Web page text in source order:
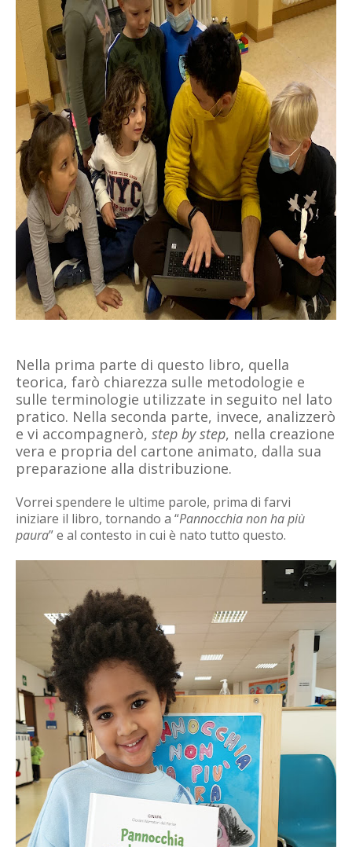
Nella prima parte di questo libro, quella
teorica, farò chiarezza sulle metodologie e
sulle terminologie utilizzate in seguito nel lato
pratico. Nella seconda parte, invece, analizzerò
e vi accompagnerò, step by step, nella creazione
vera e propria del cartone animato, dalla sua
preparazione alla distribuzione.
Vorrei spendere le ultime parole, prima di farvi
iniziare il libro, tornando a “Pannocchia non ha più
paura” e al contesto in cui è nato tutto questo.